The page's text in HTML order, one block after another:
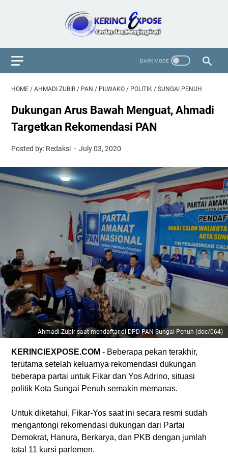
HOME / AHMADI ZUBIR / PAN / PILWAKO / POLITIK / SUNGAI PENUH
Dukungan Arus Bawah Menguat, Ahmadi
Targetkan Rekomendasi PAN
Posted by: Redaksi July 03, 2020
Ahmadi Zubir saat mendaftar di DPD PAN Sungai Penuh (doc/064)
KERINCIEXPOSE.COM - Beberapa pekan terakhir,
terutama setelah keluarnya rekomendasi dukungan
beberapa partai untuk Fikar dan Yos Adrino, situasi
politik Kota Sungai Penuh semakin memanas.
Untuk diketahui, Fikar-Yos saat ini secara resmi sudah
mengantongi rekomendasi dukungan dari Partai
Demokrat, Hanura, Berkarya, dan PKB dengan jumlah
total 11 kursi parlemen.